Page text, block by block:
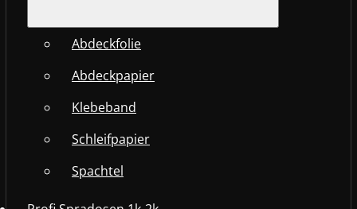
Abdeckfolie
Abdeckpapier
Klebeband
Schleifpapier
Spachtel